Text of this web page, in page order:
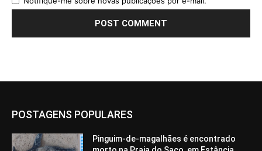
POSTAGENS POPULARES
Pinguim-de-magalhães é encontrado